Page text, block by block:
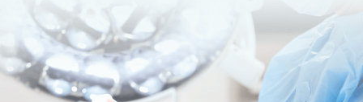
お肌の治療
若返り治療
プラズマシャワー